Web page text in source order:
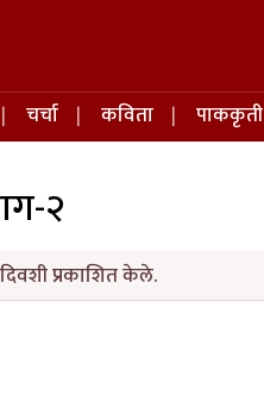
चर्चा कविता पाककृती
२
प्रकाशित केले.